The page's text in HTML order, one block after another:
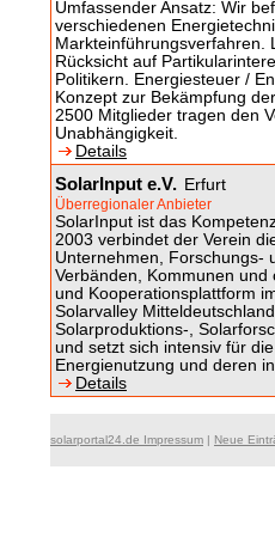
Umfassender Ansatz: Wir
verschiedenen
Markteinführungsverfahren.
Rücksicht auf
Politikern. Energiesteuer /
Konzept zur Bekämpfung
2500 Mitglieder tragen den
Unabhängigkeit.
Details
SolarInput e.V. Erfurt
Überregionaler Anbieter
SolarInput ist das
2003 verbindet der Verein
Unternehmen, Forschungs-
Verbänden, Kommunen und
und Kooperationsplattform
Solarvalley
Solarproduktions-,
und setzt sich intensiv für
Energienutzung und deren
Details
solarportal24.de Impressum | Neue